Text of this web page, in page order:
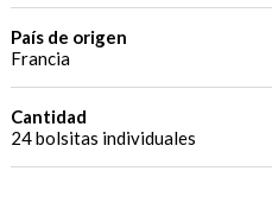
País de origen
Francia
Cantidad
24 bolsitas individuales